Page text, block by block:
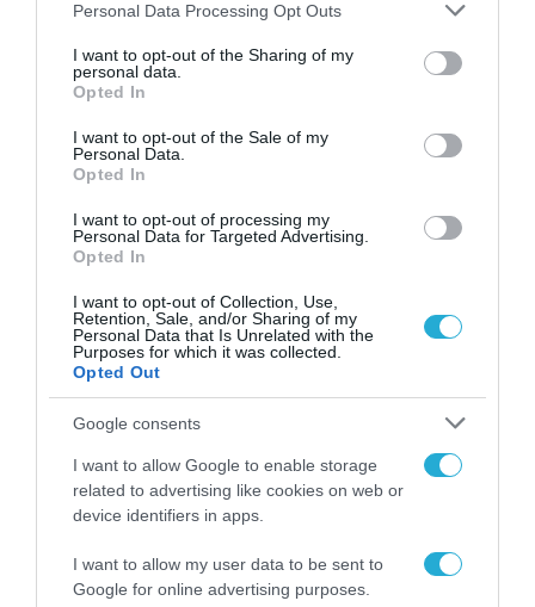
Please note that this website/app uses one or more Google
not limited to your visit or usage behaviour. You may click to
grant or deny consent to Google and its third-party tags to
use your data for below specified purposes in below Google
consent section.
Personal Data Processing Opt Outs
I want to opt-out of the Sharing of my
personal data.
Opted In
I want to opt-out of the Sale of my
Personal Data.
Opted In
I want to opt-out of processing my
Personal Data for Targeted Advertising.
Opted In
I want to opt-out of Collection, Use,
Retention, Sale, and/or Sharing of my
Personal Data that Is Unrelated with the
Purposes for which it was collected.
Opted Out
Google consents
I want to allow Google to enable storage
related to advertising like cookies on web or
device identifiers in apps.
I want to allow my user data to be sent to
Google for online advertising purposes.
Καινοτομίας Αριστοτελείου Πανεπιστημίου
Θεσσαλονίκης
Αντιπρόεδρος, Μποζίνης Αθανάσιος,
Διεθνολόγος/Οικονομολόγος, Επίκουρος
Καθηγητής Παγκόσμιας Πολιτικής
Πανεπιστημίου Μακεδονίας
Γενικός Γραμματέας, Μπαμίδης Παναγιώτης,
Καθηγητής Ιατρικής Φυσικής και
Πληροφορικής της Ιατρικής Σχολής
Αριστοτελείου Πανεπιστημίου
Θεσσαλονίκης
Διδακτικής Φυσικής, Εκπαιδευτικός
Μέλος, Αγγέλου Γεώργιος, Οδοντίατρος και
Αντιδήμαρχος Πολιτισμού Δήμου Θέρμης
Μέλος, Βλαχογιάννης Γεώργιος, Ελεύθερος